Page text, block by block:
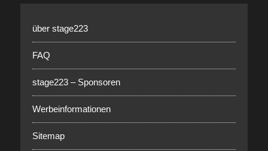
über stage223
FAQ
stage223 – Sponsoren
Werbeinformationen
Sitemap